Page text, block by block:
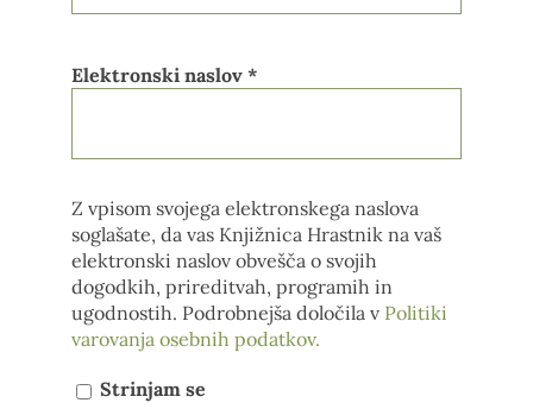
Elektronski naslov *
Z vpisom svojega elektronskega naslova
soglašate, da vas Knjižnica Hrastnik na vaš
elektronski naslov obvešča o svojih
dogodkih, prireditvah, programih in
ugodnostih. Podrobnejša določila v Politiki
varovanja osebnih podatkov.
Strinjam se